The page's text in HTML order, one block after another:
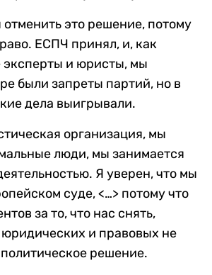
это решение, потому
ЕСПЧ принял, и, как
эксперты и юристы, мы
были запреты партий, но в
дела выигрывали.
организация, мы
люди, мы занимается
Я уверен, что мы
суде, <…> потому что
за то, что нас снять,
и правовых не
решение.